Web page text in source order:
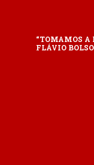
“TOMAMOS A
FLÁVIO